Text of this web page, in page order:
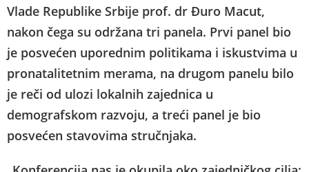
Vlade Republike Srbije prof. dr Đuro Macut,
nakon čega su održana tri panela. Prvi panel bio
je posvećen uporednim politikama i iskustvima u
pronatalitetnim merama, na drugom panelu bilo
je reči od ulozi lokalnih zajednica u
demografskom razvoju, a treći panel je bio
posvećen stavovima stručnjaka.